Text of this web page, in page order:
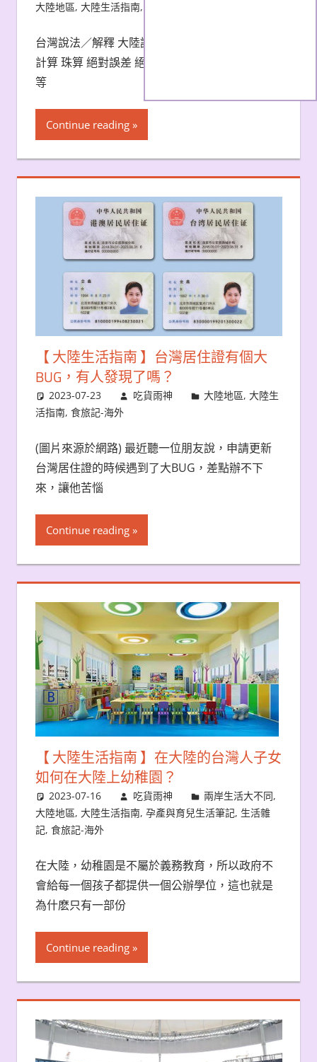
大陸地區, 大陸生活指南,
台灣說法／解釋 大陸說法／解釋 算盤 算盤 算盤
計算 珠算 絕對誤差 絕對誤差 絕對不等式 絕對不
等
Continue reading
【 大陸生活指南 】台灣居住證有個大
BUG，有人發現了嗎？
2023-07-23 吃貨雨神 大陸地區,大陸生
活指南, 食旅記-海外
(圖片來源於網路) 最近聽一位朋友說，申請更新
台灣居住證的時候遇到了大BUG，差點辦不下
來，讓他苦惱
Continue reading
【 大陸生活指南 】在大陸的台灣人子女
如何在大陸上幼稚園？
2023-07-16 吃貨雨神 兩岸生活大不同,
大陸地區, 大陸生活指南, 孕產與育兒生活筆記, 生活雜
記, 食旅記-海外
在大陸，幼稚園是不屬於義務教育，所以政府不
會給每一個孩子都提供一個公辦學位，這也就是
為什麽只有一部份
Continue reading